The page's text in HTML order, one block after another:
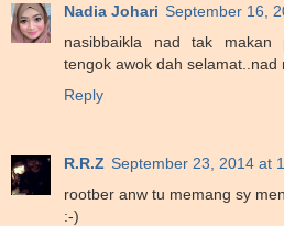
Nadia Johari September 16,
nasibbaikla nad tak makan
tengok awok dah selamat..nad
Reply
R.R.Z September 23, 2014 at
rootber anw tu memang sy
:-)